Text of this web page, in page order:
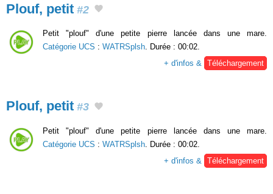
Plouf, petit #2
Petit "plouf" d'une petite pierre lancée dans une mare.
Catégorie UCS : WATRSplsh. Durée : 00:02.
+ d'infos & Téléchargement
Plouf, petit #3
Petit "plouf" d'une petite pierre lancée dans une mare.
Catégorie UCS : WATRSplsh . Durée : 00:02.
+ d'infos &
Téléchargement